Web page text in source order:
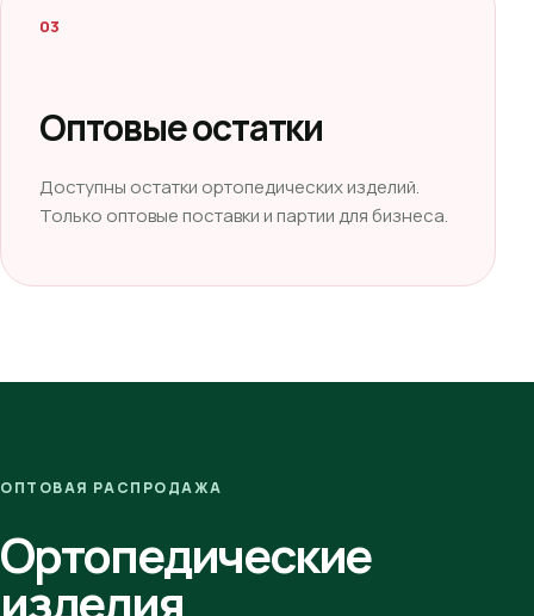
03
Оптовые остатки
Доступны остатки ортопедических изделий.
Только оптовые поставки и партии для бизнеса.
ОПТОВАЯ РАСПРОДАЖА
Ортопедические
изделия